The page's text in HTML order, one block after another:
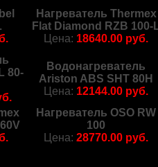
Нагреватель Thermex
Flat Diamond RZB 100-
Цена: 18640.00 руб.
80-
Водонагреватель
Ariston ABS SHT 80H
Цена: 12144.00 руб.
Нагреватель OSO RW
100
Цена:28770.00 руб.